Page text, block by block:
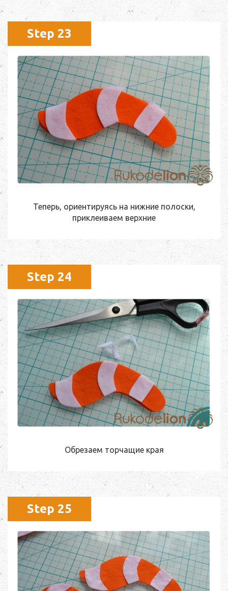
Step 23
Теперь, ориентируясь на нижние полоски,
приклеиваем верхние
Step 24
Обрезаем торчащие края
Step 25